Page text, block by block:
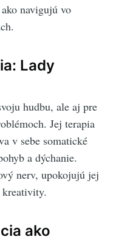
navigujú vo
Lady
hudbu, ale aj pre
Jej terapia
v sebe somatické
a dýchanie.
nerv, upokojujú jej
kreativity.
ako